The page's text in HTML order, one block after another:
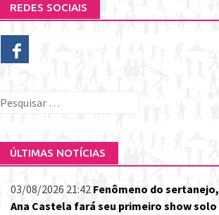
REDES SOCIAIS
Pesquisar
ÚLTIMAS NOTÍCIAS
03/08/2026 21:42 Fenômeno do sertanejo,
Ana Castela fará seu primeiro show solo